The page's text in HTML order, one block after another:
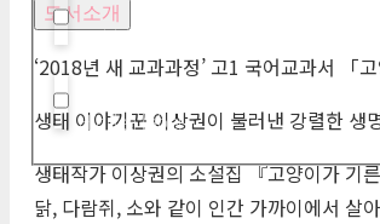
Hidden label
Hidden label
도서소개
‘2018년 새 교과과정’ 고1 국어교과서 「
생태 이야기꾼 이상권이 불러낸 강렬한 생
생태작가 이상권의 소설집 『고양이가 기
닭, 다람쥐, 소와 같이 인간 가까이에서 살